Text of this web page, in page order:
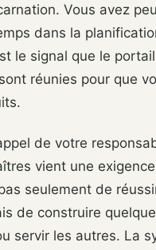
Vous avez
dans la
le signal que le
réunies pour que
de votre
vient une
seulement de
de construire
servir les autres. La